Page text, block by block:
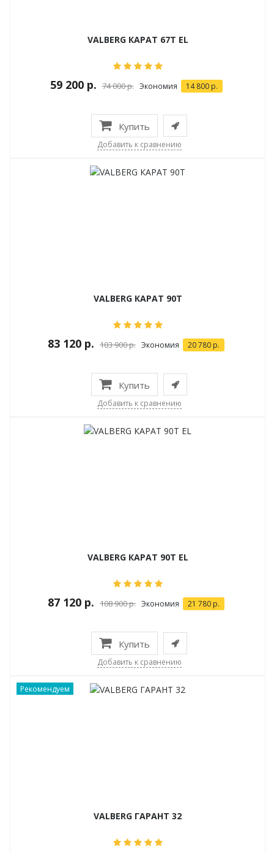
VALBERG КАРАТ 67T EL
59 200 р. 74 000 р. Экономия 14 800 р.
Купить
Добавить к сравнению
VALBERG КАРАТ 90T
83 120 р. 103 900 р. Экономия 20 780 р.
Купить
Добавить к сравнению
VALBERG КАРАТ 90T EL
87 120 р. 108 900 р. Экономия 21 780 р.
Купить
Добавить к сравнению
Рекомендуем
VALBERG ГАРАНТ 32